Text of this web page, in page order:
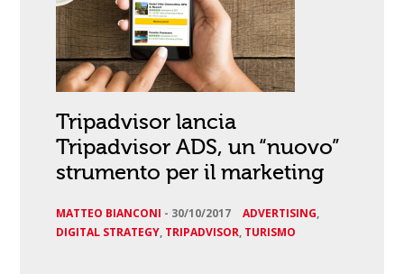
Tripadvisor lancia
Tripadvisor ADS, un “nuovo”
strumento per il marketing
MATTEO BIANCONI - 30/10/2017 ADVERTISING,
DIGITAL STRATEGY, TRIPADVISOR, TURISMO